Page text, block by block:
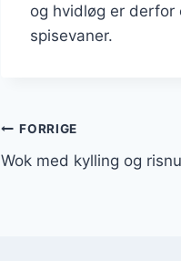
og hvidløg er
spisevaner.
FORRIGE
Wok med kylling og